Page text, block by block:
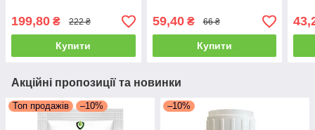
199,80 ₴ 222 ₴
Купити
59,40₴ 66 ₴
Купити
Акційні пропозиції та новинки
Топ продажів –10% –10%